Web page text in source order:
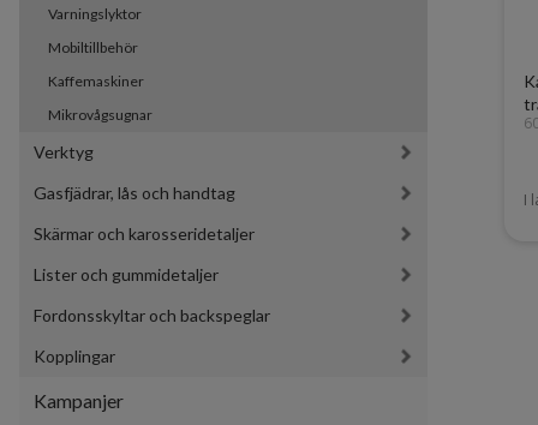
Varningslyktor
Mobiltillbehör
Kaffemaskiner
Mikrovågsugnar
Verktyg
Gasfjädrar, lås och handtag
Skärmar och karosseridetaljer
Lister och gummidetaljer
Fordonsskyltar och backspeglar
Kopplingar
Kampanjer
I